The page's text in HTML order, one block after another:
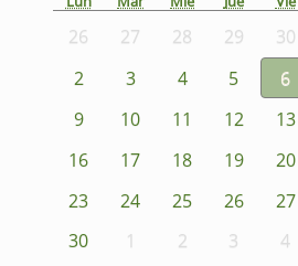
26 27 28 29 30
2
3 4 5 6
9
10 11 12 13
16
17 18 19 20
23
24 25 26 27
30
1 2 3 4